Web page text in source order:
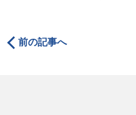
前の記事へ